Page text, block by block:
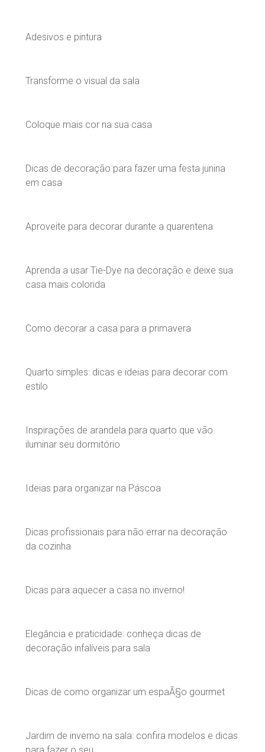
Adesivos e pintura
Transforme o visual da sala
Coloque mais cor na sua casa
Dicas de decoração para fazer uma festa junina
em casa
Aproveite para decorar durante a quarentena
Aprenda a usar Tie-Dye na decoração e deixe sua
casa mais colorida
Como decorar a casa para a primavera
Quarto simples: dicas e ideias para decorar com
estilo
Inspirações de arandela para quarto que vão
iluminar seu dormitório
Ideias para organizar na Páscoa
Dicas profissionais para não errar na decoração
da cozinha
Dicas para aquecer a casa no inverno!
Elegância e praticidade: conheça dicas de
decoração infalíveis para sala
Dicas de como organizar um espaÃ§o gourmet
Jardim de inverno na sala: confira modelos e dicas